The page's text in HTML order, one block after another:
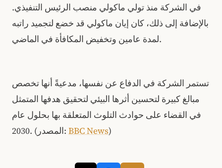
في الشركة منذ تولي ماكولي منصب الرئيس التنفيذي.
بالإضافة إلى ذلك، كان إيان ماكولي قد خضع لتجميد راتبه
لمدة عامين وتخفيض المكافأة في الماضي.
تستمر الشركة في الدفاع عن نفسها، مدعيةً أنها تخصص
مبالغ كبيرة لتحسين أثرها البيئي لتحقيق هدفها المتمثل
في القضاء على حوادث التلوث المتعلقة بها بحلول عام
2030. (المصدر: BBC News)